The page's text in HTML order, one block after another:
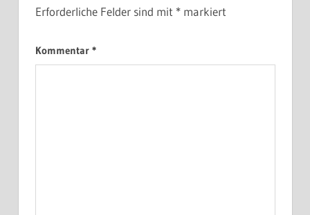
Erforderliche Felder sind mit *markiert
Kommentar *